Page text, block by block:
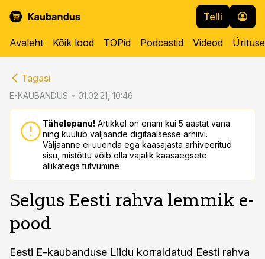
Telli
Avaleht Kõik lood TOPid Podcastid Videod
Tagasi
E-KAUBANDUS 01.02.21, 10:46
Tähelepanu! Artikkel on enam kui 5 aastat vana
ning kuulub väljaande digitaalsesse arhiivi.
Väljaanne ei uuenda ega kaasajasta arhiveeritud
sisu, mistõttu võib olla vajalik kaasaegsete
allikatega tutvumine
Selgus Eesti rahva lemmik e-
pood
Eesti E-kaubanduse Liidu korraldatud Eesti rahva